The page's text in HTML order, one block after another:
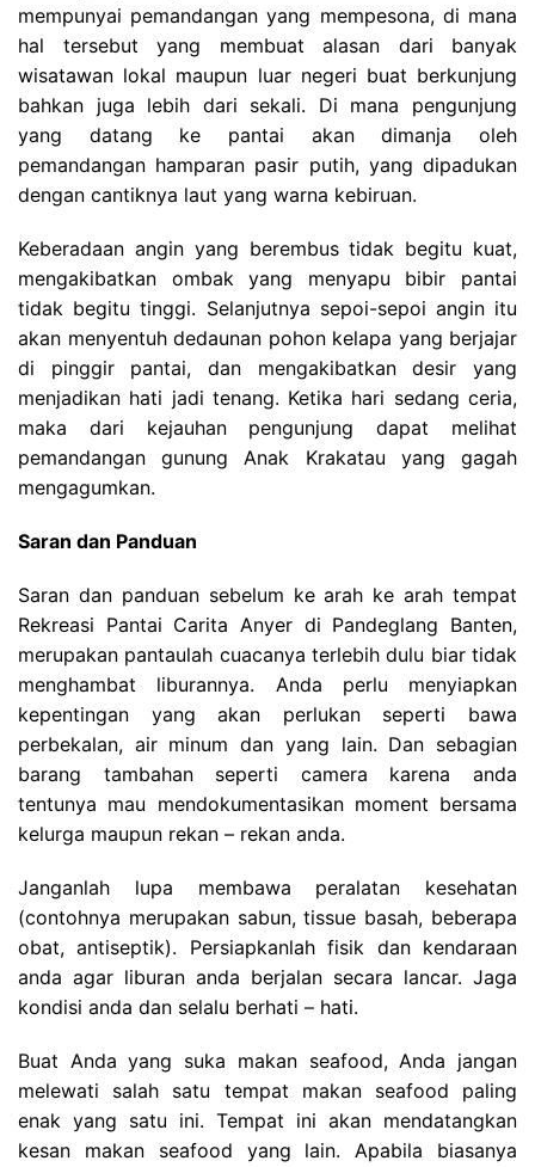
mempunyai pemandangan yang mempesona, di mana
hal tersebut yang membuat alasan dari banyak
wisatawan lokal maupun luar negeri buat berkunjung
bahkan juga lebih dari sekali. Di mana pengunjung
yang datang ke pantai akan dimanja oleh
pemandangan hamparan pasir putih, yang dipadukan
dengan cantiknya laut yang warna kebiruan.
Keberadaan angin yang berembus tidak begitu kuat,
mengakibatkan ombak yang menyapu bibir pantai
tidak begitu tinggi. Selanjutnya sepoi-sepoi angin itu
akan menyentuh dedaunan pohon kelapa yang berjajar
di pinggir pantai, dan mengakibatkan desir yang
menjadikan hati jadi tenang. Ketika hari sedang ceria,
maka dari kejauhan pengunjung dapat melihat
pemandangan gunung Anak Krakatau yang gagah
mengagumkan.
Saran dan Panduan
Saran dan panduan sebelum ke arah ke arah tempat
Rekreasi Pantai Carita Anyer di Pandeglang Banten,
merupakan pantaulah cuacanya terlebih dulu biar tidak
menghambat liburannya. Anda perlu menyiapkan
kepentingan yang akan perlukan seperti bawa
perbekalan, air minum dan yang lain. Dan sebagian
barang tambahan seperti camera karena anda
tentunya mau mendokumentasikan moment bersama
kelurga maupun rekan – rekan anda.
Janganlah lupa membawa peralatan kesehatan
(contohnya merupakan sabun, tissue basah, beberapa
obat, antiseptik). Persiapkanlah fisik dan kendaraan
anda agar liburan anda berjalan secara lancar. Jaga
kondisi anda dan selalu berhati – hati.
Buat Anda yang suka makan seafood, Anda jangan
melewati salah satu tempat makan seafood paling
enak yang satu ini. Tempat ini akan mendatangkan
kesan makan seafood yang lain. Apabila biasanya